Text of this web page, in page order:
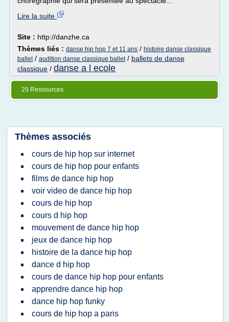
Lire la suite
Site : http://danzhe.ca
Thèmes liés : danse hip hop 7 et 11 ans / histoire danse classique
ballet/ audition danse classique ballet/ ballets de danse
classique / danse a l ecole
29 Ressources
Thèmes associés
cours de hip hop sur internet
cours de hip hop pour enfants
films de dance hip hop
voir video de dance hip hop
cours de hip hop
cours d hip hop
mouvement de dance hip hop
jeux de dance hip hop
histoire de la dance hip hop
dance d hip hop
cours de dance hip hop pour enfants
apprendre dance hip hop
dance hip hop funky
cours de hip hop a paris